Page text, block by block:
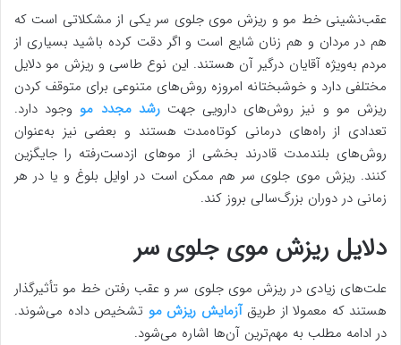
عقب‌نشینی خط مو و ریزش موی جلوی سر یکی از مشکلاتی است که
هم در مردان و هم زنان شایع است و اگر دقت کرده باشید بسیاری از
مردم به‌ویژه آقایان درگیر آن هستند. این نوع طاسی و ریزش مو دلایل
مختلفی دارد و خوشبختانه امروزه روش‌های متنوعی برای متوقف کردن
ریزش مو و نیز روش‌های دارویی جهترشد مجدد مو وجود دارد.
تعدادی از راه‌های درمانی کوتاه‌مدت هستند و بعضی نیز به‌عنوان
روش‌های بلندمدت قادرند بخشی از موهای ازدست‌رفته را جایگزین
کنند. ریزش موی جلوی سر هم ممکن است در اوایل بلوغ و یا در هر
زمانی در دوران بزرگ‌سالی بروز کند.
دلایل ریزش موی جلوی سر
علت‌های زیادی در ریزش موی جلوی سر و عقب رفتن خط مو تأثیرگذار
هستند که معمولا از طریقآزمایش ریزش مو تشخیص داده می‌شوند.
در ادامه مطلب به مهم‌ترین آن‌ها اشاره می‌شود.